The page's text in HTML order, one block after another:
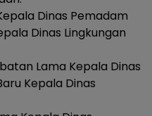
Dinas Pemadam
Dinas Lingkungan
Lama Kepala Dinas
Kepala Dinas